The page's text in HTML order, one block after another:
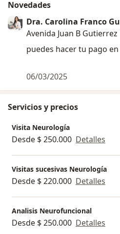
Novedades
Dra. Carolina Franco
Avenida Juan B Gutierrez
puedes hacer tu pago
06/03/2025
Servicios y precios
Visita Neurología
Desde $ 250.000 Detalles
Visitas sucesivas Neurología
Desde $ 220.000 Detalles
Analisis Neurofuncional
Desde $ 250.000 Detalles